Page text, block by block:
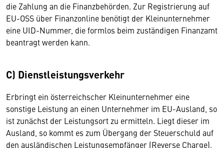
die Zahlung an die Finanzbehörden. Zur Registrierung auf
EU-OSS über Finanzonline benötigt der Kleinunternehmer
eine UID-Nummer, die formlos beim zuständigen Finanzamt
beantragt werden kann.
C) Dienstleistungsverkehr
Erbringt ein österreichscher Kleinunternehmer eine
sonstige Leistung an einen Unternehmer im EU-Ausland, so
ist zunächst der Leistungsort zu ermitteln. Liegt dieser im
Ausland, so kommt es zum Übergang der Steuerschuld auf
den ausländischen Leistungsempfänger (Reverse Charge).